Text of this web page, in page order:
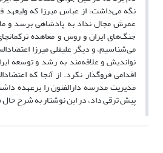
نگه می‌داشت، از عباس میرزا که ولیعهد
عمرش مجال نداد به پادشاهی برسد و ما
جنگ‌های ایران و روس و معاهده
می‌شناسیم، و دیگر علیقلی میرزا
نواندیش و علاقه‌مند به رشد و توسعه
اقدامی فروگذار نکرد. از آنجا که
مدیریت مدرسه دارالفنون را برعهده
پیش ترقی داد، در این نوشتار به شرح حال